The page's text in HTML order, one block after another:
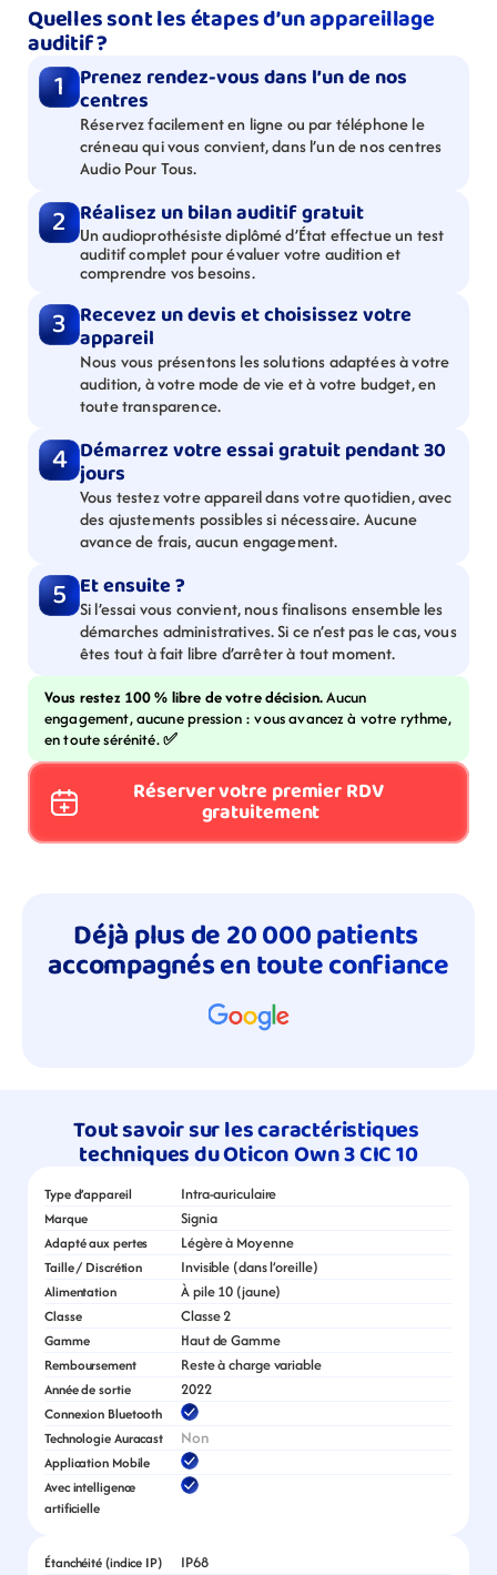
Quelles sont les étapes d’un appareillage
auditif ?
1 Prenez rendez-vous dans l’un de nos
centres
Réservez facilement en ligne ou par téléphone le
créneau qui vous convient, dans l’un de nos centres
Audio Pour Tous.
2 Réalisez un bilan auditif gratuit
Un audioprothésiste diplômé d’État effectue un test
auditif complet pour évaluer votre audition et
comprendre vos besoins.
3 Recevez un devis et choisissez votre
appareil
Nous vous présentons les solutions adaptées à votre
audition, à votre mode de vie et à votre budget, en
toute transparence.
4 Démarrez votre essai gratuit pendant 30
jours
Vous testez votre appareil dans votre quotidien, avec
des ajustements possibles si nécessaire. Aucune
avance de frais, aucun engagement.
5 Et ensuite ?
Si l’essai vous convient, nous finalisons ensemble les
démarches administratives. Si ce n’est pas le cas, vous
êtes tout à fait libre d’arrêter à tout moment.
Vous restez 100 % libre de votre décision. Aucun
engagement, aucune pression : vous avancez à votre rythme,
en toute sérénité. ✅
Réserver votre premier RDV
gratuitement
Déjà plus de 20 000 patients
accompagnés en toute confiance
Tout savoir sur les caractéristiques
techniques du Oticon Own 3 CIC 10
Type d’appareil Intra-auriculaire
Marque Signia
Adapté aux pertes Légère à Moyenne
Taille / Discrétion Invisible (dans l’oreille)
Alimentation À pile 10 (jaune)
Classe Classe 2
Gamme Haut de Gamme
Remboursement Reste à charge variable
Année de sortie 2022
Connexion Bluetooth
Technologie Auracast
Non
Application Mobile
Avec intelligence
artificielle
Étanchéité (indice IP) IP68